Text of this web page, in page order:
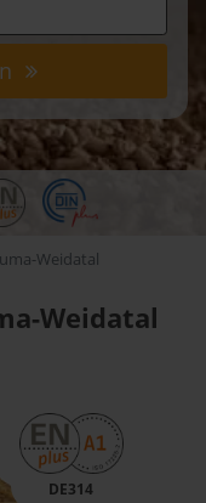
Weidatal
Weidatal
DE314